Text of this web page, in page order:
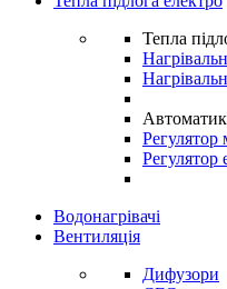
Тепла
Регулятор
Регулятор
Водонагрівачі
Вентиляція
Дифузори